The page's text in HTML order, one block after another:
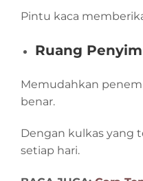
Pintu kaca
Ruang
Memudahkan
benar.
Dengan kulkas yang
setiap hari.